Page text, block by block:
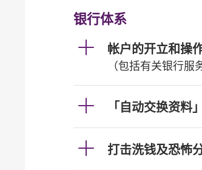
银行体系
帐户的开立和操
（包括有关银行服
「自动交换资料
打击洗钱及恐怖